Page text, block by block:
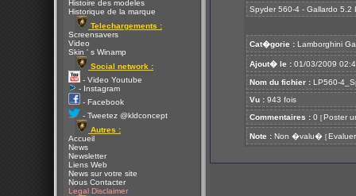
Histoire des modeles
Historique de la marque
Telechargements :
Screensavers
Video
Skin ' s Winamp
Social network :
- Video Youtube
- Instagram
- Facebook
- Tweetez @kldconcept
Autres :
Accueil
News
Newsletter
Liens Web
News sur votre site
Nous Contacter
Legal Disclaimer
Spyder 560-4 - Gallardo 5.2
Cat�gorie : Lamborghini
Ajout� le : 01/03/2009
Nom du fichier : LP560-
Vu : 943 fois
Commentaires : 0 [ Poster
Note : Non �valu� [ Evaluer